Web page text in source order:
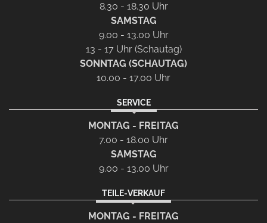
8.30 - 18.30 Uhr
SAMSTAG
9.00 - 13.00 Uhr
13 - 17 Uhr (Schautag)
SONNTAG (SCHAUTAG)
10.00 - 17.00 Uhr
SERVICE
MONTAG - FREITAG
7.00 - 18.00 Uhr
SAMSTAG
9.00 - 13.00 Uhr
TEILE-VERKAUF
MONTAG - FREITAG